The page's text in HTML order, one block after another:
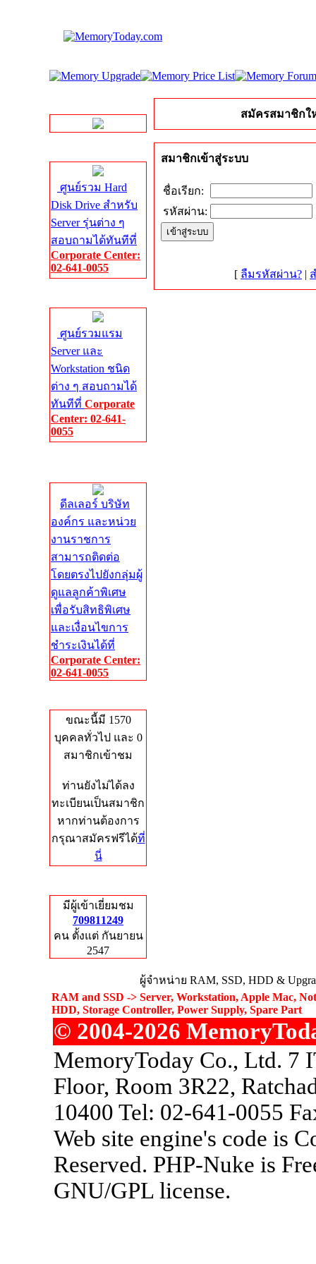
ศูนย์รวม Hard
Disk Drive สำหรับ
Server รุ่นต่าง ๆ
สอบถามได้ทันทีที่
Corporate Center:
02-641-0055
ศูนย์รวมแรม
Server และ
Workstation ชนิด
ต่าง ๆ สอบถามได้
ทันทีที่ Corporate
Center: 02-641-
0055
ดีลเลอร์ บริษัท
องค์กร และหน่วย
งานราชการ
สามารถติดต่อ
โดยตรงไปยังกลุ่มผู้
ดูแลลูกค้าพิเศษ
เพื่อรับสิทธิพิเศษ
และเงื่อนไขการ
ชำระเงินได้ที่
Corporate Center:
02-641-0055
ขณะนี้มี 1570
บุคคลทั่วไป และ 0
สมาชิกเข้าชม
ท่านยังไม่ได้ลง
ทะเบียนเป็นสมาชิก
หากท่านต้องการ
กรุณาสมัครฟรีได้ที่
นี่
มีผู้เข้าเยี่ยมชม
709811249
คน ตั้งแต่ กันยายน
2547
สมัครสมาชิกใ
สมาชิกเข้าสู่ระบบ
ชื่อเรียก:
รหัสผ่าน:
[ ลืมรหัสผ่าน? |
ผู้จำหน่าย RAM, SSD, HDD &
RAM and SSD -> Server, Workstation, Apple Mac,
HDD, Storage Controller, Power Supply, Spare Part
© 2004-2026
MemoryToday Co., Ltd. 7
Floor, Room 3R22,
10400 Tel: 02-641-0055
Web site engine's code is
Reserved. PHP-Nuke is
GNU/GPL license.